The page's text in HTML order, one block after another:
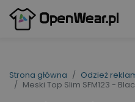
Strona główna Odzież
Meski Top Slim SFM123 -